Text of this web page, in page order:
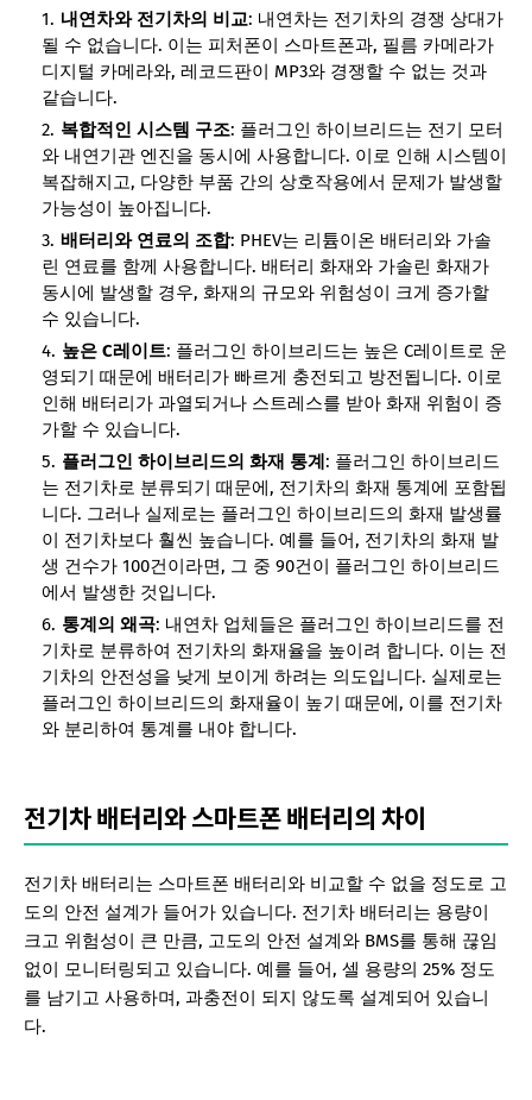
내연차와 전기차의 비교: 내연차는 전기차의 경쟁 상대가
될 수 없습니다. 이는 피처폰이 스마트폰과, 필름 카메라가
디지털 카메라와, 레코드판이 MP3와 경쟁할 수 없는 것과
같습니다.
복합적인 시스템 구조: 플러그인 하이브리드는 전기 모터
와 내연기관 엔진을 동시에 사용합니다. 이로 인해 시스템이
복잡해지고, 다양한 부품 간의 상호작용에서 문제가 발생할
가능성이 높아집니다.
배터리와 연료의 조합: PHEV는 리튬이온 배터리와 가솔
린 연료를 함께 사용합니다. 배터리 화재와 가솔린 화재가
동시에 발생할 경우, 화재의 규모와 위험성이 크게 증가할
수 있습니다.
높은 C레이트: 플러그인 하이브리드는 높은 C레이트로 운
영되기 때문에 배터리가 빠르게 충전되고 방전됩니다. 이로
인해 배터리가 과열되거나 스트레스를 받아 화재 위험이 증
가할 수 있습니다.
플러그인 하이브리드의 화재 통계 : 플러그인 하이브리드
는 전기차로 분류되기 때문에, 전기차의 화재 통계에 포함됩
니다. 그러나 실제로는 플러그인 하이브리드의 화재 발생률
이 전기차보다 훨씬 높습니다. 예를 들어, 전기차의 화재 발
생 건수가 100건이라면, 그 중 90건이 플러그인 하이브리드
에서 발생한 것입니다.
통계의 왜곡: 내연차 업체들은 플러그인 하이브리드를 전
기차로 분류하여 전기차의 화재율을 높이려 합니다. 이는 전
기차의 안전성을 낮게 보이게 하려는 의도입니다. 실제로는
플러그인 하이브리드의 화재율이 높기 때문에, 이를 전기차
와 분리하여 통계를 내야 합니다.
전기차 배터리와 스마트폰 배터리의 차이
전기차 배터리는 스마트폰 배터리와 비교할 수 없을 정도로 고
도의 안전 설계가 들어가 있습니다. 전기차 배터리는 용량이
크고 위험성이 큰 만큼, 고도의 안전 설계와 BMS를 통해 끊임
없이 모니터링되고 있습니다. 예를 들어, 셀 용량의 25% 정도
를 남기고 사용하며, 과충전이 되지 않도록 설계되어 있습니
다.